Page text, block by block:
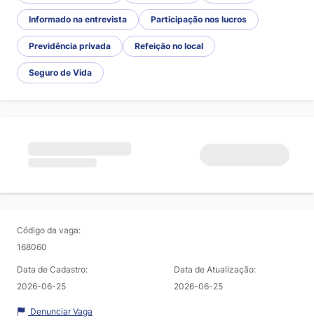
Informado na entrevista Participação nos lucros
Previdência privada Refeição no local
Seguro de Vida
Código da vaga:
168060
Data de Cadastro:
2026-06-25
Data de Atualização:
2026-06-25
Denunciar Vaga